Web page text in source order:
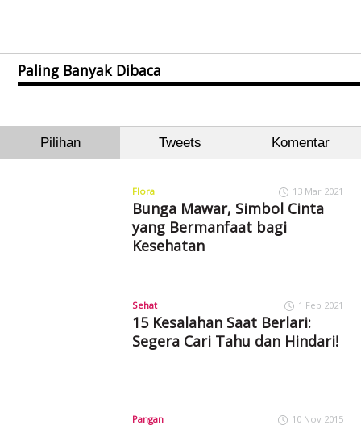
Paling Banyak Dibaca
Pilihan Tweets Komentar
Flora 13 Mar 2021
Bunga Mawar, Simbol Cinta
yang Bermanfaat bagi
Kesehatan
Sehat 1 Feb 2021
15 Kesalahan Saat Berlari:
Segera Cari Tahu dan Hindari!
Pangan 10 Nov 2015